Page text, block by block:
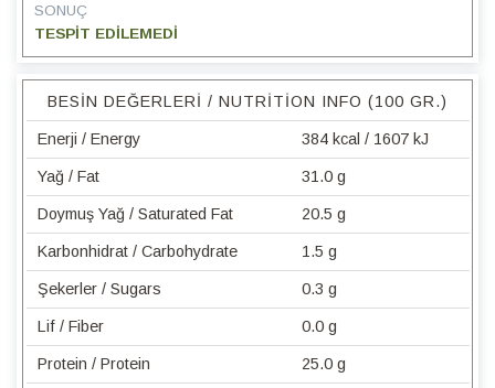
SONUÇ
TESPİT EDİLEMEDİ
BESIN DEĞERLERI / NUTRITION INFO (100 GR.)
Enerji / Energy 384 kcal / 1607 kJ
Yağ / Fat 31.0 g
Doymuş Yağ / Saturated Fat 20.5 g
Karbonhidrat / Carbohydrate 1.5 g
Şekerler / Sugars 0.3 g
Lif / Fiber 0.0 g
Protein / Protein 25.0 g